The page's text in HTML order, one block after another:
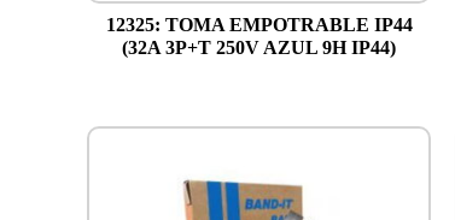
12325: TOMA EMPOTRABLE IP44
(32A 3P+T 250V AZUL 9H IP44)